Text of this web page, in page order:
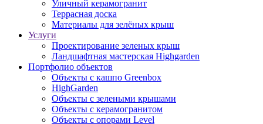
Уличный керамогранит
Террасная доска
Материалы для зелёных крыш
Услуги
Проектирование зеленых крыш
Ландшафтная мастерская Highgarden
Портфолио объектов
Объекты с кашпо Greenbox
HighGarden
Объекты с зелеными крышами
Объекты с керамогранитом
Объекты с опорами Level